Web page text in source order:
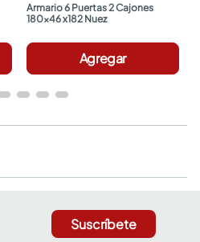
Armario 6 Puertas 2 Cajones
180x46 x182 Nuez
Agregar
Suscríbete